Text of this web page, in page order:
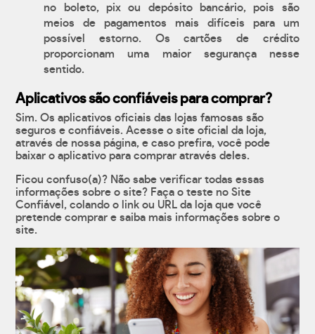
no boleto, pix ou depósito bancário, pois são
meios de pagamentos mais difíceis para um
possível estorno. Os cartões de crédito
proporcionam uma maior segurança nesse
sentido.
Aplicativos são confiáveis para comprar?
Sim. Os aplicativos oficiais das lojas famosas são
seguros e confiáveis. Acesse o site oficial da loja,
através de nossa página, e caso prefira, você pode
baixar o aplicativo para comprar através deles.
Ficou confuso(a)? Não sabe verificar todas essas
informações sobre o site? Faça o teste no Site
Confiável, colando o link ou URL da loja que você
pretende comprar e saiba mais informações sobre o
site.